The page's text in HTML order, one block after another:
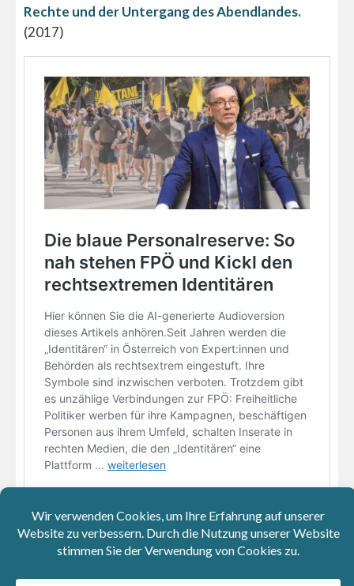
Rechte und der Untergang des Abendlandes.
(2017)
Wöchentlicher Newsletter